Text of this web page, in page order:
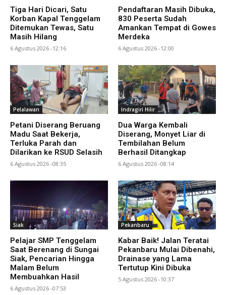
Tiga Hari Dicari, Satu
Korban Kapal Tenggelam
Ditemukan Tewas, Satu
Masih Hilang
6 Agustus 2026 -12:16
Pendaftaran Masih Dibuka,
830 Peserta Sudah
Amankan Tempat di Gowes
Merdeka
6 Agustus 2026 -12:00
Pelalawan
Petani Diserang Beruang
Madu Saat Bekerja,
Terluka Parah dan
Dilarikan ke RSUD Selasih
6 Agustus 2026 -08:35
Indragiri Hilir
Dua Warga Kembali
Diserang, Monyet Liar di
Tembilahan Belum
Berhasil Ditangkap
6 Agustus 2026 -08:14
Siak
Pelajar SMP Tenggelam
Saat Berenang di Sungai
Siak, Pencarian Hingga
Malam Belum
Membuahkan Hasil
6 Agustus 2026 -07:53
Pekanbaru
Kabar Baik! Jalan Teratai
Pekanbaru Mulai Dibenahi,
Drainase yang Lama
Tertutup Kini Dibuka
5 Agustus 2026 -10:37